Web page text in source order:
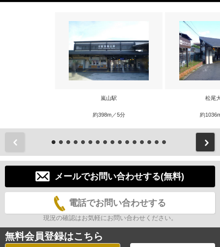
嵐山駅
約398m／5分
松尾
約
メールでお問い合わせする(無料)
電話でお問い合わせする
現況の確認はお気軽にお問い合わせください。
無料会員登録はこちら